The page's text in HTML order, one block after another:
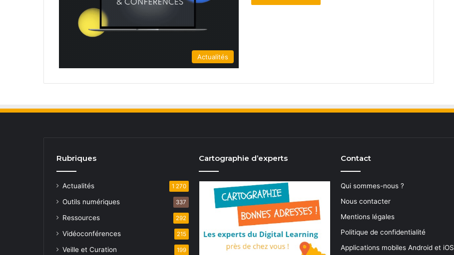
Actualités
Rubriques
Actualités 1 270
Outils numériques 337
Ressources 292
Vidéoconférences 215
Veille et Curation 199
Cartographie d’experts Contact
Qui sommes-nous ?
Nous contacter
Mentions légales
Politique de confidentialité
Applications mobiles Android et iOS